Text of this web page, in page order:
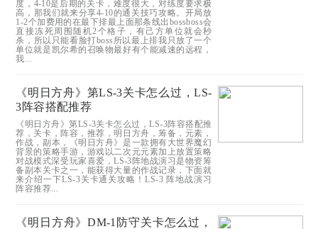
度，4-10是后期的关卡，难度很大，对练度要求极
高，那我们就来分享4-10的通关技巧攻略。开局放
1-2个加费用的在最下排最上面那条线出bossboss会
直接冻死周围随机2个格子，有己方单位就会秒
杀，所以只能看脸打boss所以最上排我只放了一个
单位就是凯尔希的召唤物最好有个能减速的远程，
我...
《明日方舟》第LS-3关卡怎么过，LS-
3阵容搭配推荐
《明日方舟》第LS-3关卡怎么过，LS-3阵容搭配推
荐，关卡，阵容，推荐，明日方舟，筹备，元素，
作战，副本，《明日方舟》是一款拥有大世界魔幻
背景的策略手游，游戏以二次元元素加上放置策略
对战模式深受玩家喜爱，LS-3阵地战演习是物资筹
备副本关卡之一，能获得大量的作战记录，下面就
来介绍一下LS-3关卡通关攻略！LS-3 阵地战演习
阵容推荐...
《明日方舟》DM-1防守关卡怎么过，